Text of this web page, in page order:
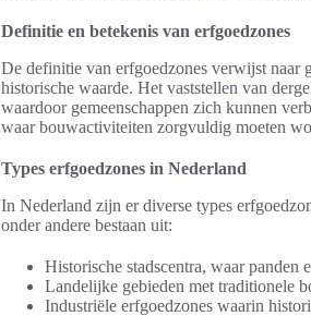
Definitie en betekenis van erfgoedzones
De definitie van erfgoedzones verwijst naar
historische waarde. Het vaststellen van
waardoor gemeenschappen zich kunnen
waar bouwactiviteiten zorgvuldig moeten
Types erfgoedzones in Nederland
In Nederland zijn er diverse types
onder andere bestaan uit:
Historische stadscentra, waar panden
Landelijke gebieden met traditionele
Industriële erfgoedzones waarin